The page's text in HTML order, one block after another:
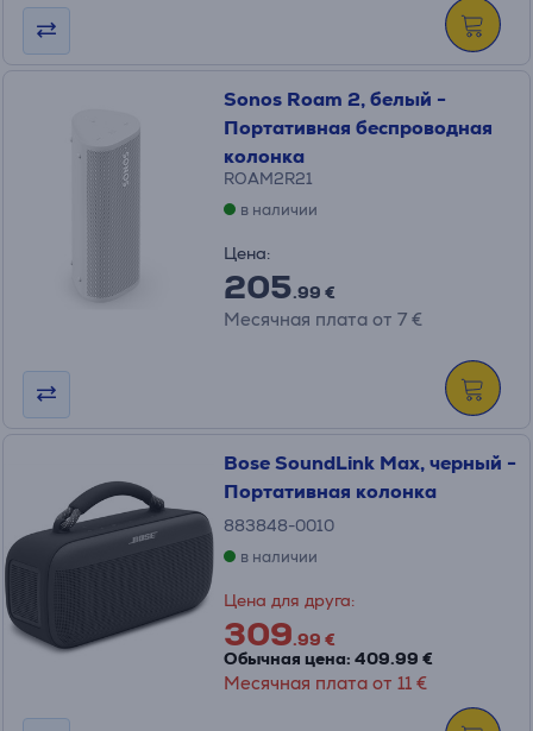
Sonos Roam 2, белый -
Портативная беспроводная
колонка
ROAM2R21
в наличии
Цена:
205.99 €
Месячная плата от 7 €
Bose SoundLink Max, черный -
Портативная колонка
883848-0010
в наличии
Цена для друга:
309.99 €
Обычная цена: 409.99 €
Месячная плата от 11 €